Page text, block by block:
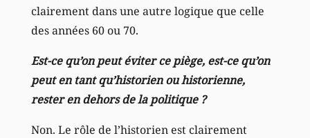
clairement dans une autre logique que celle
des années 60 ou 70.
Est-ce qu’on peut éviter ce piège, est-ce qu’on
peut en tant qu’historien ou historienne,
rester en dehors de la politique ?
Non. Le rôle de l’historien est clairement